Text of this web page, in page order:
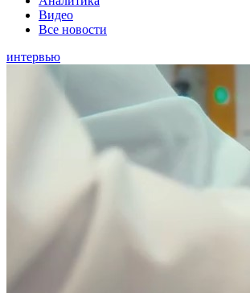
Видео
Все новости
интервью